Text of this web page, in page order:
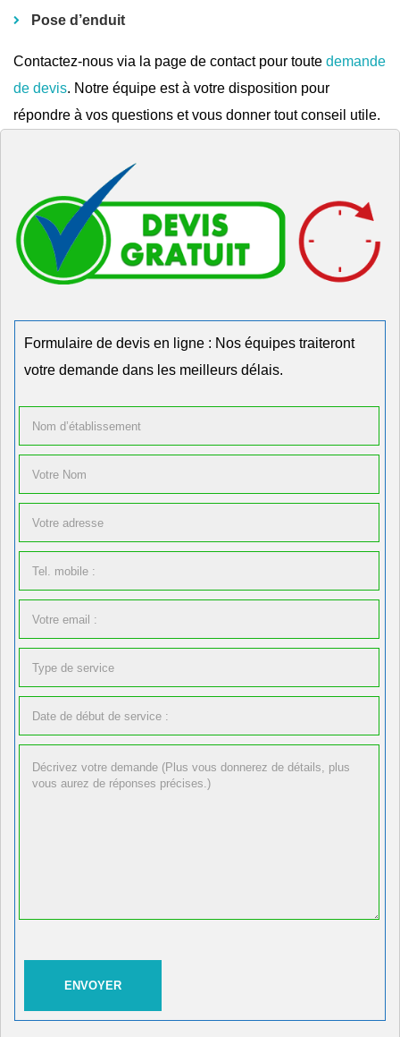
Pose d’enduit
Contactez-nous via la page de contact pour toute demande
de devis. Notre équipe est à votre disposition pour
répondre à vos questions et vous donner tout conseil utile.
Formulaire de devis en ligne : Nos équipes traiteront
votre demande dans les meilleurs délais.